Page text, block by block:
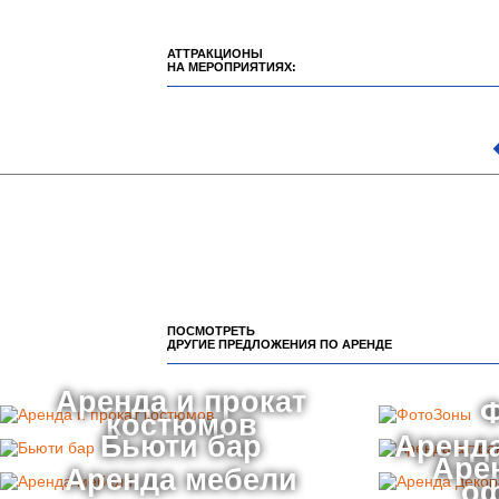
АТТРАКЦИОНЫ
НА МЕРОПРИЯТИЯХ:
ПОСМОТРЕТЬ
ДРУГИЕ ПРЕДЛОЖЕНИЯ ПО АРЕНДЕ
Аренда и прокат
костюмов
Бьюти бар
Аренда мебели